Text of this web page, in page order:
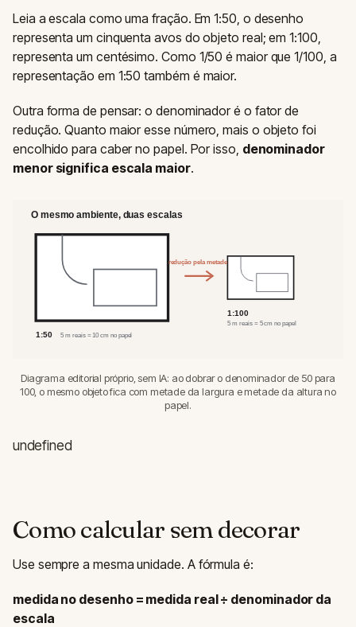
Leia a escala como uma fração. Em 1:50, o desenho
representa um cinquenta avos do objeto real; em 1:100,
representa um centésimo. Como 1/50 é maior que 1/100, a
representação em 1:50 também é maior.
Outra forma de pensar: o denominador é o fator de
redução. Quanto maior esse número, mais o objeto foi
encolhido para caber no papel. Por isso, denominador
menor significa escala maior.
O mesmo ambiente, duas escalas
1:50 5 m reais = 10 cm no papel
1:100
5 m reais = 5 cm no papel
redução pela metade
Diagrama editorial próprio, sem IA: ao dobrar o denominador de 50 para
100, o mesmo objeto fica com metade da largura e metade da altura no
papel.
undefined
Como calcular sem decorar
Use sempre a mesma unidade. A fórmula é:
medida no desenho = medida real ÷ denominador da
escala